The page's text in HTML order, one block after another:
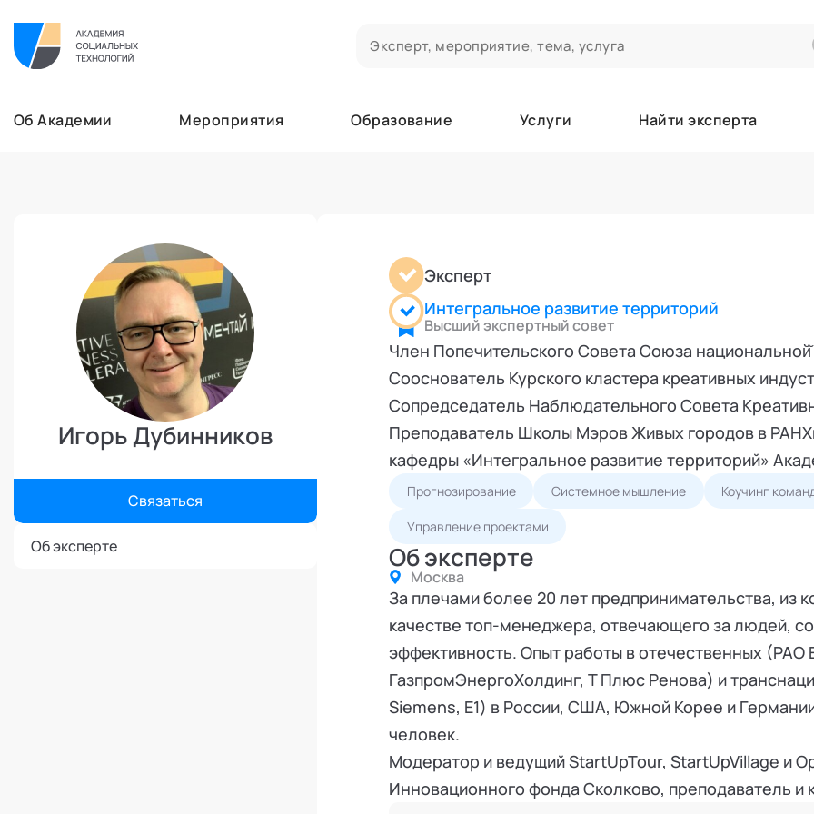
Об Академии Мероприятия Образование Услуги Найти эксперта
Игорь Дубинников
Связаться
Об эксперте
Эксперт
Интегральное развитие территорий
Высший экспертный совет
Член Попечительского Совета Союза
Сооснователь Курского кластера креативных
Сопредседатель Наблюдательного Совета
Преподаватель Школы Мэров Живых городов в
кафедры «Интегральное развитие территорий»
Прогнозирование Системное мышление Коучинг
Управление проектами
Об эксперте
Москва
За плечами более 20 лет предпринимательства, из
качестве топ-менеджера, отвечающего за людей,
эффективность. Опыт работы в отечественных
ГазпромЭнергоХолдинг, Т Плюс Ренова) и
Siemens, E1) в России, США, Южной Корее и
человек.
Модератор и ведущий StartUpTour, StartUpVillage и
Инновационного фонда Сколково, преподаватель
Найти эксперта
Об Академии
Бизнесу
Профессионалам
Сертификаты
Заказы услуг
Ваши заказы на услуги Экспертов Академии
Основное
Добавить фото, изменить контактные данные
Безопасность
Настройка двухфакторной аутентификации
Поддержка
Режим работы и тп